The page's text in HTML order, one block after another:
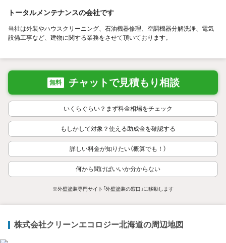
トータルメンテナンスの会社です
当社は外装やハウスクリーニング、石油機器修理、空調機器分解洗浄、電気
設備工事など、建物に関する業務をさせて頂いております。
無料 チャットで見積もり相談
いくらぐらい？まず料金相場をチェック
もしかして対象？使える助成金を確認する
詳しい料金が知りたい（概算でも！）
何から聞けばいいか分からない
※外壁塗装専門サイト「外壁塗装の窓口」に移動します
株式会社クリーンエコロジー北海道の周辺地図